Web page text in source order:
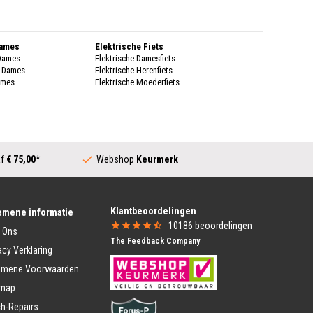
Dames
Heren
Heren
heren
Heren
Elektrische Fiets
Elektrische Damesfiets
Elektrische Herenfiets
Elektrische Moederfiets
Transportfiets
Dames Transportfiets
Transportfiets Meisjes
Vouwfiets
Vouwfietsen E-Bike
Kinderfiets Kopen
Meisjesfiets
Jongensfiets
€ 75,00* Webshop Keurmerk
informatie
Ons
Verklaring
Voorwaarden
Repairs
Klantbeoordelingen
10186 beoordelingen
The Feedback Company